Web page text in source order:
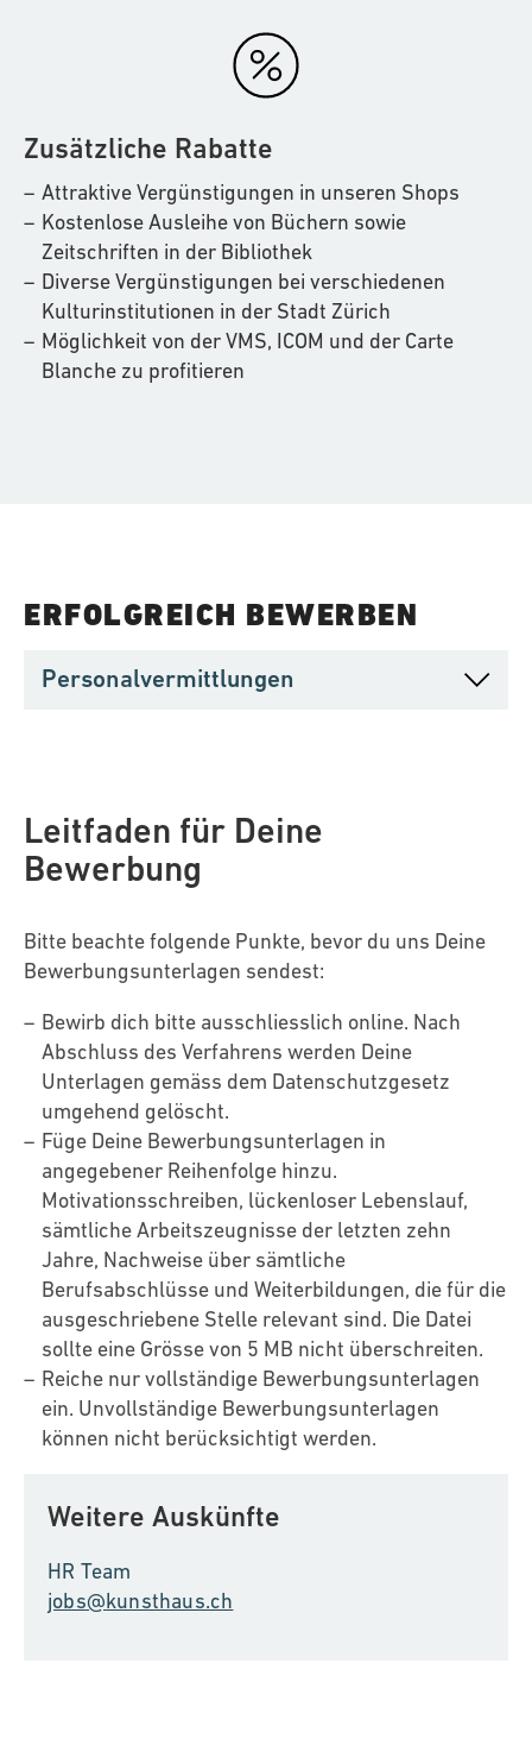
Gemeinsam mit uns gestaltest Du die Zukunft des
uns auf Deine vollständige Bewerbung.
Bewerbungen von Personalvermittlungen werden
nicht berücksichtigt.
Bitte wende Dich bei Rückfragen an Jessica
Gantenbein, HR Business Partner.
BEWERBEN
Zusätzliche Rabatte
Attraktive Vergünstigungen in unseren Shops
Kostenlose Ausleihe von Büchern sowie
Zeitschriften in der Bibliothek
Diverse Vergünstigungen bei verschiedenen
Kulturinstitutionen in der Stadt Zürich
Möglichkeit von der VMS, ICOM und der Carte
Blanche zu profitieren
ERFOLGREICH BEWERBEN
Personalvermittlungen
Leitfaden für Deine
Bewerbung
Weitere Auskünfte
HR Team
jobs@kunsthaus.ch
Bitte beachte folgende Punkte, bevor du uns Deine
Bewerbungsunterlagen sendest:
Bewirb dich bitte ausschliesslich online. Nach
Abschluss des Verfahrens werden Deine
Unterlagen gemäss dem Datenschutzgesetz
umgehend gelöscht.
Füge Deine Bewerbungsunterlagen in
angegebener Reihenfolge hinzu.
Motivationsschreiben, lückenloser Lebenslauf,
sämtliche Arbeitszeugnisse der letzten zehn
Jahre, Nachweise über sämtliche
Berufsabschlüsse und Weiterbildungen, die für die
ausgeschriebene Stelle relevant sind. Die Datei
sollte eine Grösse von 5 MB nicht überschreiten.
Reiche nur vollständige Bewerbungsunterlagen
ein. Unvollständige Bewerbungsunterlagen
können nicht berücksichtigt werden.